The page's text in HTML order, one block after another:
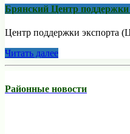
Брянский Центр
Центр поддержки экспорта
Читать далее
Районные новости